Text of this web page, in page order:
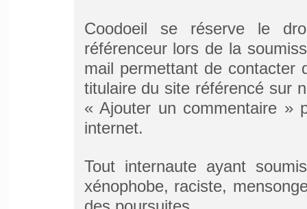
Coodoeil se réserve le
référenceur lors de la
mail permettant de contacter
titulaire du site référencé sur
« Ajouter un commentaire »
internet.
Tout internaute ayant
xénophobe, raciste,